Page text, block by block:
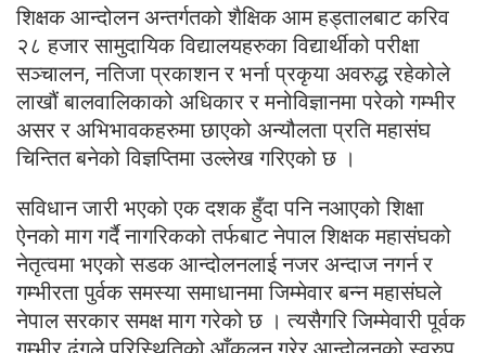
शिक्षक आन्दोलन अन्तर्गतको शैक्षिक आम हड्तालबाट करिव
२८ हजार सामुदायिक विद्यालयहरुका विद्यार्थीको परीक्षा
सञ्चालन, नतिजा प्रकाशन र भर्ना प्रकृया अवरुद्ध रहेकोले
लाखौं बालवालिकाको अधिकार र मनोविज्ञानमा परेको गम्भीर
असर र अभिभावकहरुमा छाएको अन्यौलता प्रति महासंघ
चिन्तित बनेको विज्ञप्तिमा उल्लेख गरिएको छ ।
सविधान जारी भएको एक दशक हुँदा पनि नआएको शिक्षा
ऐनको माग गर्दै नागरिकको तर्फबाट नेपाल शिक्षक महासंघको
नेतृत्वमा भएको सडक आन्दोलनलाई नजर अन्दाज नगर्न र
गम्भीरता पुर्वक समस्या समाधानमा जिम्मेवार बन्न महासंघले
नेपाल सरकार समक्ष माग गरेको छ । त्यसैगरि जिम्मेवारी पूर्वक